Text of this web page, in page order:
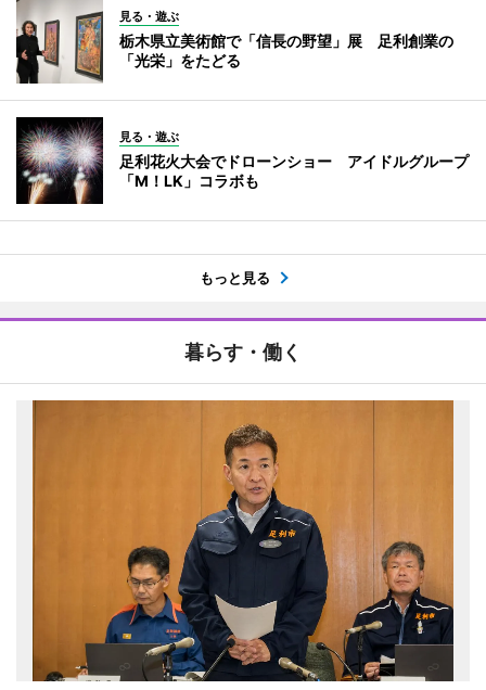
見る・遊ぶ
栃木県立美術館で「信長の野望」展 足利創業の
「光栄」をたどる
見る・遊ぶ
足利花火大会でドローンショー アイドルグループ
「M！LK」コラボも
もっと見る
暮らす・働く